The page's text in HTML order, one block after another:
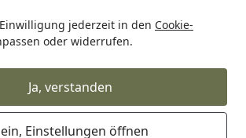
jederzeit in den Cookie-
oder widerrufen.
Ja, verstanden
Einstellungen öffnen
Bereifung für Fahrräder Condura
PICHI schwarz